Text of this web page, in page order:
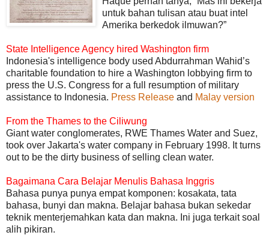
untuk bahan tulisan atau buat intel
Amerika berkedok ilmuwan?”
State Intelligence Agency hired Washington firm
Indonesia's intelligence body used Abdurrahman Wahid’s
charitable foundation to hire a Washington lobbying firm to
press the U.S. Congress for a full resumption of military
assistance to Indonesia. Press Release and Malay version
From the Thames to the Ciliwung
Giant water conglomerates, RWE Thames Water and Suez,
took over Jakarta's water company in February 1998. It turns
out to be the dirty business of selling clean water.
Bagaimana Cara Belajar Menulis Bahasa Inggris
Bahasa punya punya empat komponen: kosakata, tata
bahasa, bunyi dan makna. Belajar bahasa bukan sekedar
teknik menterjemahkan kata dan makna. Ini juga terkait soal
alih pikiran.